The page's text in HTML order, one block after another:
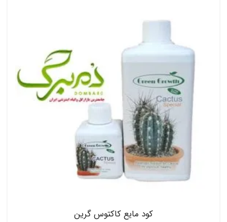
کود مایع کاکتوس گرین